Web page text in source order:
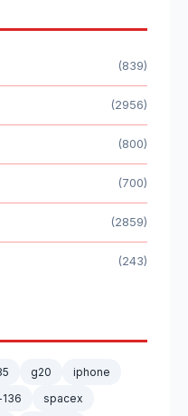
(839)
(2956)
(800)
(700)
(2859)
(243)
g20
iphone
spacex